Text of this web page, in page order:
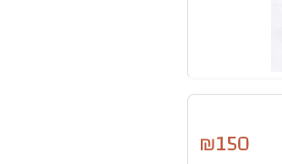
₪150